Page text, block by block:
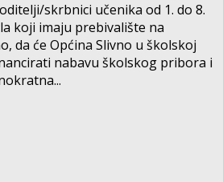
skrbnici učenika od 1. do 8.
koji imaju prebivalište na
da će Općina Slivno u školskoj
nabavu školskog pribora i